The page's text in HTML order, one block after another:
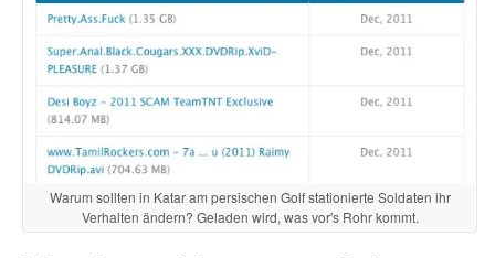
Warum sollten in Katar am persischen Golf stationierte Soldaten ihr
Verhalten ändern? Geladen wird, was vor's Rohr kommt.